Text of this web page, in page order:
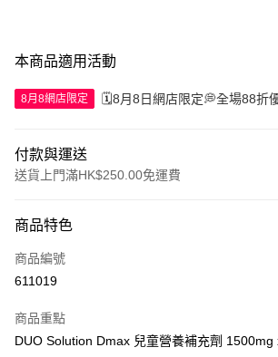
本商品適用活動
8月8網店限定 🗓️8月8日網店限定💭全場88折
付款與運送
送貨上門滿HK$250.00免運費
信用卡
Apple Pay
WeChat Pay
商品特色
商品編號
611019
商品重點
DUO Solution Dmax 兒童營養補充劑